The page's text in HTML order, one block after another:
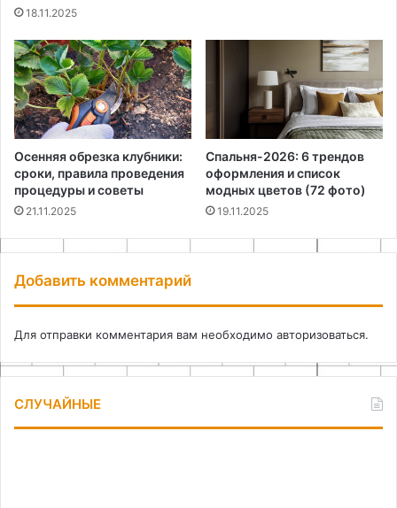
18.11.2025
Осенняя обрезка клубники:
сроки, правила проведения
процедуры и советы
21.11.2025
Спальня-2026: 6 трендов
оформления и список
модных цветов (72 фото)
19.11.2025
Добавить комментарий
Для отправки комментария вам необходимо авторизоваться.
СЛУЧАЙНЫЕ